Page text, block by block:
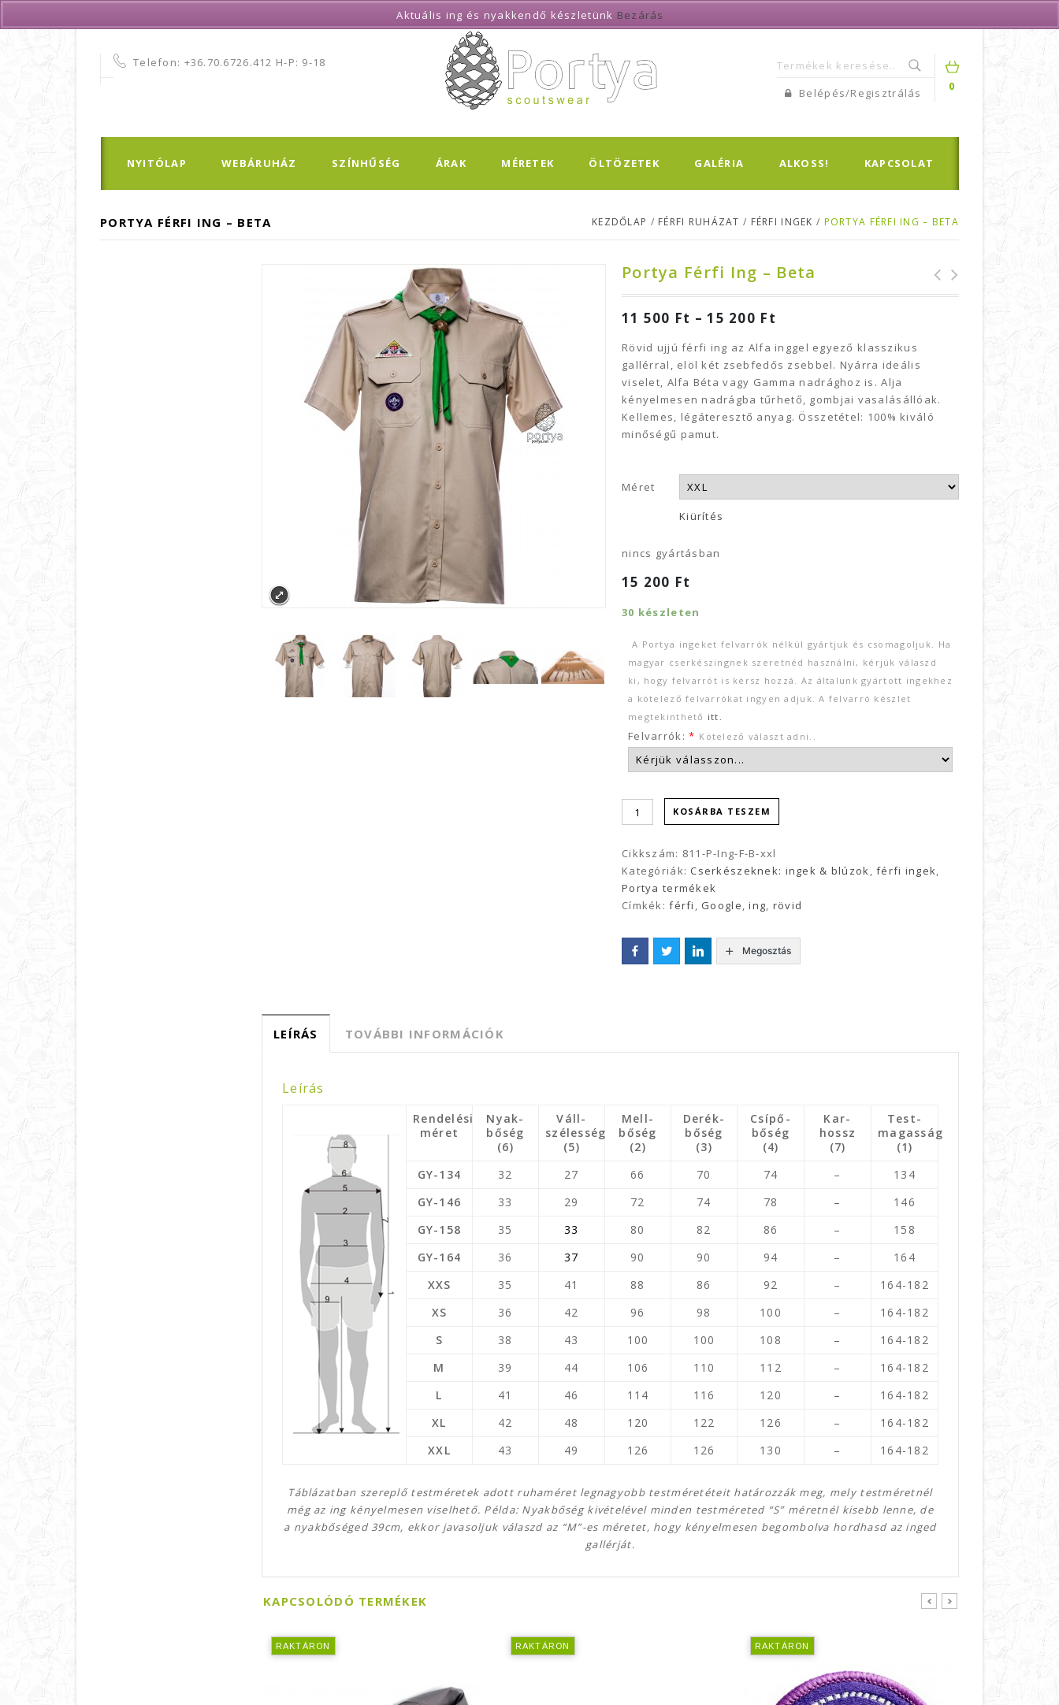
Telefon: +36.70.6726.412 H-P: 9-18
0
Belépés/Regisztrálás
NYITÓLAP WEBÁRUHÁZ SZÍNHŰSÉG ÁRAK MÉRETEK ÖLTÖZETEK GALÉRIA ALKOSS! KAPCSOLAT
PORTYA FÉRFI ING – BETA KEZDŐLAP / FÉRFI RUHÁZAT / FÉRFI INGEK / PORTYA FÉRFI ING – BETA
Portya Férfi Ing – Beta
11 500 Ft –15 200 Ft
Rövid ujjú férfi ing az Alfa inggel egyező klasszikus
gallérral, elöl két zsebfedős zsebbel. Nyárra ideális
viselet, Alfa Béta vagy Gamma nadrághoz is. Alja
kényelmesen nadrágba tűrhető, gombjai vasalásállóak.
Kellemes, légáteresztő anyag. Összetétel: 100% kiváló
minőségű pamut.
Méret
Kiürítés
nincs gyártásban
15 200 Ft
30 készleten
A Portya ingeket felvarrók nélkül gyártjuk és csomagoljuk. Ha
magyar cserkészingnek szeretnéd használni, kérjük válaszd
ki, hogy felvarrót is kérsz hozzá. Az általunk gyártott ingekhez
a kötelező felvarrókat ingyen adjuk. A felvarró készlet
megtekinthető itt.
Felvarrók: * Kötelező választ adni..
KOSÁRBA TESZEM
Cikkszám: 811-P-Ing-F-B-xxl
Kategóriák: Cserkészeknek: ingek & blúzok,férfi ingek,
Portya termékek
Címkék:férfi , Google,ing, rövid
Megosztás
LEÍRÁS TOVÁBBI INFORMÁCIÓK
Leírás
Rendelési
méret
Nyak-
bőség
(6)
Váll-
szélesség
(5)
Mell-
bőség
(2)
Derék-
bőség
(3)
Csípő-
bőség
(4)
Kar-
hossz
(7)
Test-
magasság
(1)
GY-134
32 27 66 70 74 –
134
GY-146
33 29 72 74 78 –
146
GY-158
35 33 80 82 86 –
158
GY-164
36 37 90 90 94 –
164
XXS
35 41 88 86 92 –
164-182
XS
36 42 96 98 100 –
164-182
S
38 43 100 100 108 –
164-182
M
39 44 106 110 112 –
164-182
L
41 46 114 116 120 –
164-182
XL
42 48 120 122 126 –
164-182
XXL
43 49 126 126 130 – 164-182
Táblázatban szereplő testméretek adott ruhaméret legnagyobb testméretéteit határozzák meg, mely testméretnél
még az ing kényelmesen viselhető. Példa: Nyakbőség kivételével minden testméreted “S” méretnél kisebb lenne, de
a nyakbőséged 39cm, ekkor javasoljuk válaszd az “M”-es méretet, hogy kényelmesen begombolva hordhasd az inged
gallérját.
KAPCSOLÓDÓ TERMÉKEK
RAKTÁRON RAKTÁRON RAKTÁRON
prev next
Aktuális ing és nyakkendő készletünk Bezárás